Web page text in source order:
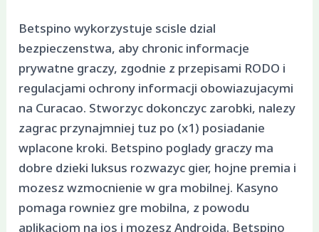
Betspino wykorzystuje scisle dzial
bezpieczenstwa, aby chronic informacje
prywatne graczy, zgodnie z przepisami RODO i
regulacjami ochrony informacji obowiazujacymi
na Curacao. Stworzyc dokonczyc zarobki, nalezy
zagrac przynajmniej tuz po (x1) posiadanie
wplacone kroki. Betspino poglady graczy ma
dobre dzieki luksus rozwazyc gier, hojne premia i
mozesz wzmocnienie w gra mobilnej. Kasyno
pomaga rowniez gre mobilna, z powodu
aplikacjom na ios i mozesz Androida. Betspino